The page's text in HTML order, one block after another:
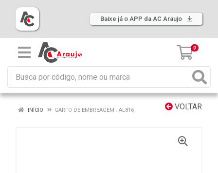
Baixe já o APP da AC Araujo
0
VOLTAR
INÍCIO GARFO DE EMBREAGEM : AL816